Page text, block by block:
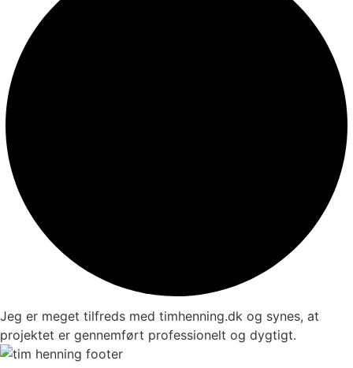
Jeg er meget tilfreds med timhenning.dk og synes, at
projektet er gennemført professionelt og dygtigt.